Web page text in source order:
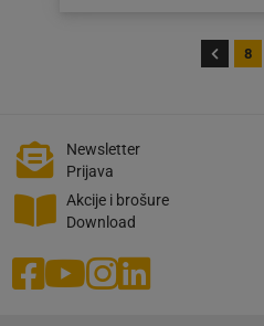
8
Newsletter
Prijava
Akcije i brošure
Download